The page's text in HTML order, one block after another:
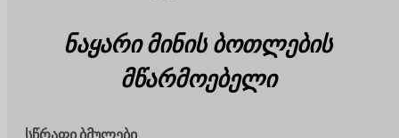
ნაყარი მინის ბოთლების
მწარმოებელი